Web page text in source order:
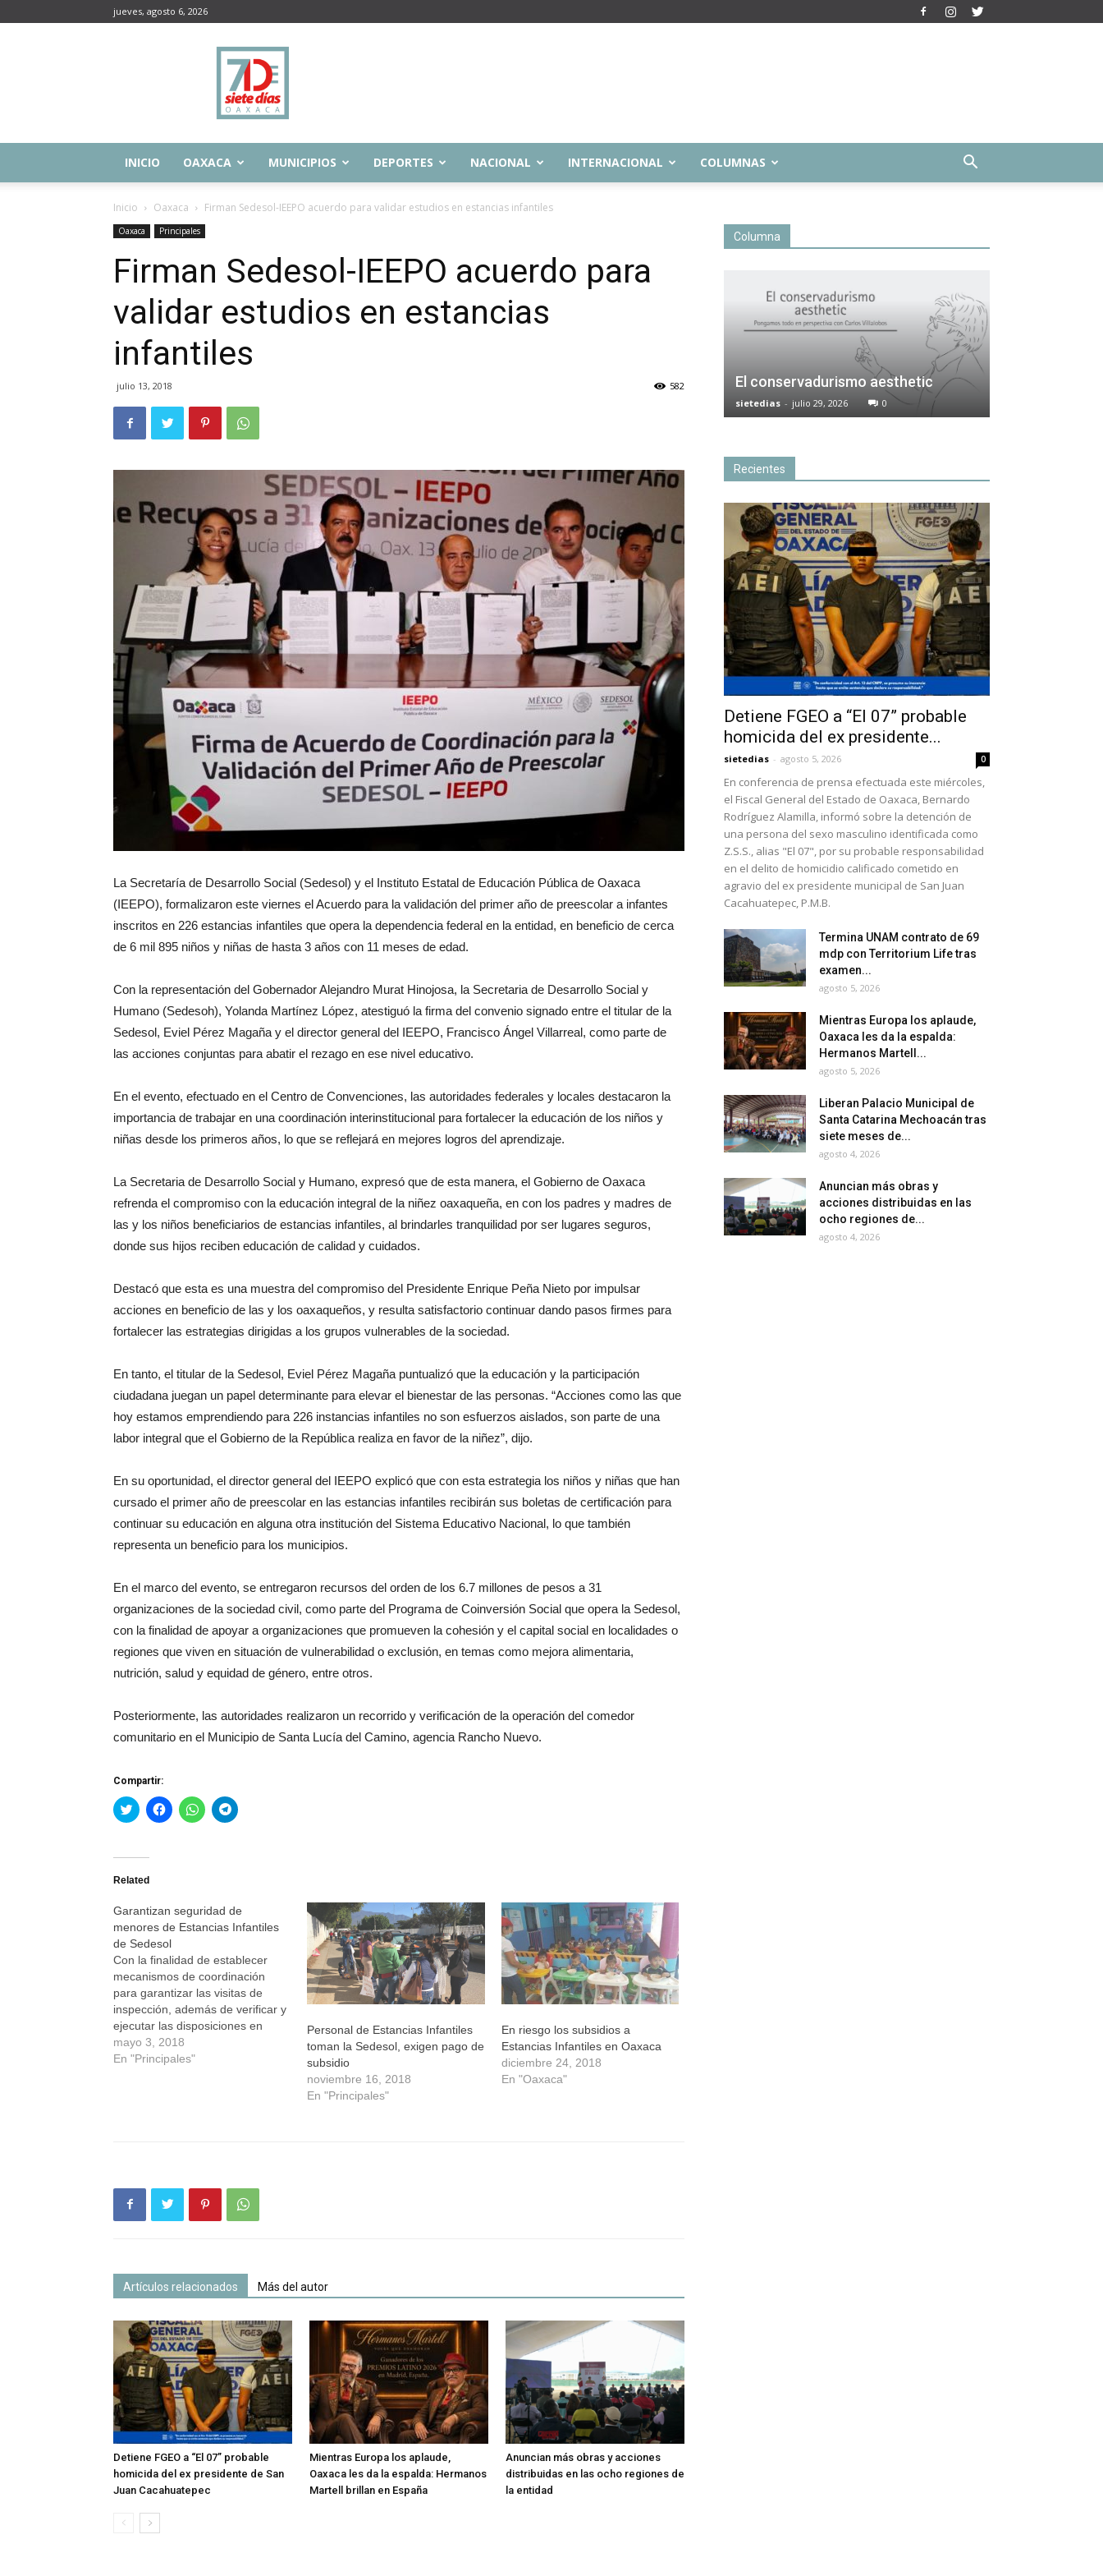
jueves, agosto 6, 2026
Siete
Días
Oaxaca
INICIO OAXACA MUNICIPIOS DEPORTES NACIONAL INTERNACIONAL COLUMNAS
Inicio Oaxaca Firman Sedesol-IEEPO acuerdo para validar estudios en estancias infantiles
Oaxaca Principales
Firman Sedesol-IEEPO acuerdo para
validar estudios en estancias
infantiles
julio 13, 2018 582
La Secretaría de Desarrollo Social (Sedesol) y el Instituto Estatal de Educación Pública de Oaxaca
(IEEPO), formalizaron este viernes el Acuerdo para la validación del primer año de preescolar a infantes
inscritos en 226 estancias infantiles que opera la dependencia federal en la entidad, en beneficio de cerca
de 6 mil 895 niños y niñas de hasta 3 años con 11 meses de edad.
Con la representación del Gobernador Alejandro Murat Hinojosa, la Secretaria de Desarrollo Social y
Humano (Sedesoh), Yolanda Martínez López, atestiguó la firma del convenio signado entre el titular de la
Sedesol, Eviel Pérez Magaña y el director general del IEEPO, Francisco Ángel Villarreal, como parte de
las acciones conjuntas para abatir el rezago en ese nivel educativo.
En el evento, efectuado en el Centro de Convenciones, las autoridades federales y locales destacaron la
importancia de trabajar en una coordinación interinstitucional para fortalecer la educación de los niños y
niñas desde los primeros años, lo que se reflejará en mejores logros del aprendizaje.
La Secretaria de Desarrollo Social y Humano, expresó que de esta manera, el Gobierno de Oaxaca
refrenda el compromiso con la educación integral de la niñez oaxaqueña, en con los padres y madres de
las y los niños beneficiarios de estancias infantiles, al brindarles tranquilidad por ser lugares seguros,
donde sus hijos reciben educación de calidad y cuidados.
Destacó que esta es una muestra del compromiso del Presidente Enrique Peña Nieto por impulsar
acciones en beneficio de las y los oaxaqueños, y resulta satisfactorio continuar dando pasos firmes para
fortalecer las estrategias dirigidas a los grupos vulnerables de la sociedad.
En tanto, el titular de la Sedesol, Eviel Pérez Magaña puntualizó que la educación y la participación
ciudadana juegan un papel determinante para elevar el bienestar de las personas. “Acciones como las que
hoy estamos emprendiendo para 226 instancias infantiles no son esfuerzos aislados, son parte de una
labor integral que el Gobierno de la República realiza en favor de la niñez”, dijo.
En su oportunidad, el director general del IEEPO explicó que con esta estrategia los niños y niñas que han
cursado el primer año de preescolar en las estancias infantiles recibirán sus boletas de certificación para
continuar su educación en alguna otra institución del Sistema Educativo Nacional, lo que también
representa un beneficio para los municipios.
En el marco del evento, se entregaron recursos del orden de los 6.7 millones de pesos a 31
organizaciones de la sociedad civil, como parte del Programa de Coinversión Social que opera la Sedesol,
con la finalidad de apoyar a organizaciones que promueven la cohesión y el capital social en localidades o
regiones que viven en situación de vulnerabilidad o exclusión, en temas como mejora alimentaria,
nutrición, salud y equidad de género, entre otros.
Posteriormente, las autoridades realizaron un recorrido y verificación de la operación del comedor
comunitario en el Municipio de Santa Lucía del Camino, agencia Rancho Nuevo.
Compartir:
Haz
clic
Twitter
abre
una
ventana
nueva)
Haz
clic
ventana
nueva)
Haz
clic
una
ventana
nueva)
Haz
clic
una
ventana
nueva)
Related
Garantizan seguridad de
menores de Estancias Infantiles
de Sedesol
Con la finalidad de establecer
mecanismos de coordinación
para garantizar las visitas de
inspección, además de verificar y
ejecutar las disposiciones en
materia de protección civil en las
217 estancias afiliadas al
mayo 3, 2018
En "Principales"
Personal de Estancias Infantiles
toman la Sedesol, exigen pago de
subsidio
noviembre 16, 2018
En "Principales"
En riesgo los subsidios a
Estancias Infantiles en Oaxaca
diciembre 24, 2018
En "Oaxaca"
Artículos relacionados Más del autor
Detiene FGEO a “El 07” probable
homicida del ex presidente de San
Juan Cacahuatepec
Mientras Europa los aplaude,
Oaxaca les da la espalda: Hermanos
Martell brillan en España
Anuncian más obras y acciones
distribuidas en las ocho regiones de
la entidad
Columna
El conservadurismo aesthetic
sietedias - julio 29, 2026 0
Recientes
Detiene FGEO a “El 07” probable
homicida del ex presidente...
sietedias - agosto 5, 2026 0
En conferencia de prensa efectuada este miércoles,
el Fiscal General del Estado de Oaxaca, Bernardo
Rodríguez Alamilla, informó sobre la detención de
una persona del sexo masculino identificada como
Z.S.S., alias "El 07", por su probable responsabilidad
en el delito de homicidio calificado cometido en
agravio del ex presidente municipal de San Juan
Cacahuatepec, P.M.B.
Termina UNAM contrato de 69
mdp con Territorium Life tras
examen...
agosto 5, 2026
Mientras Europa los aplaude,
Oaxaca les da la espalda:
Hermanos Martell...
agosto 5, 2026
Liberan Palacio Municipal de
Santa Catarina Mechoacán tras
siete meses de...
agosto 4, 2026
Anuncian más obras y
acciones distribuidas en las
ocho regiones de...
agosto 4, 2026